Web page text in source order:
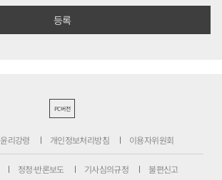
PC버전
윤리강령 개인정보처리방침 이용자위원회
정정·반론보도 기사심의규정 불편신고